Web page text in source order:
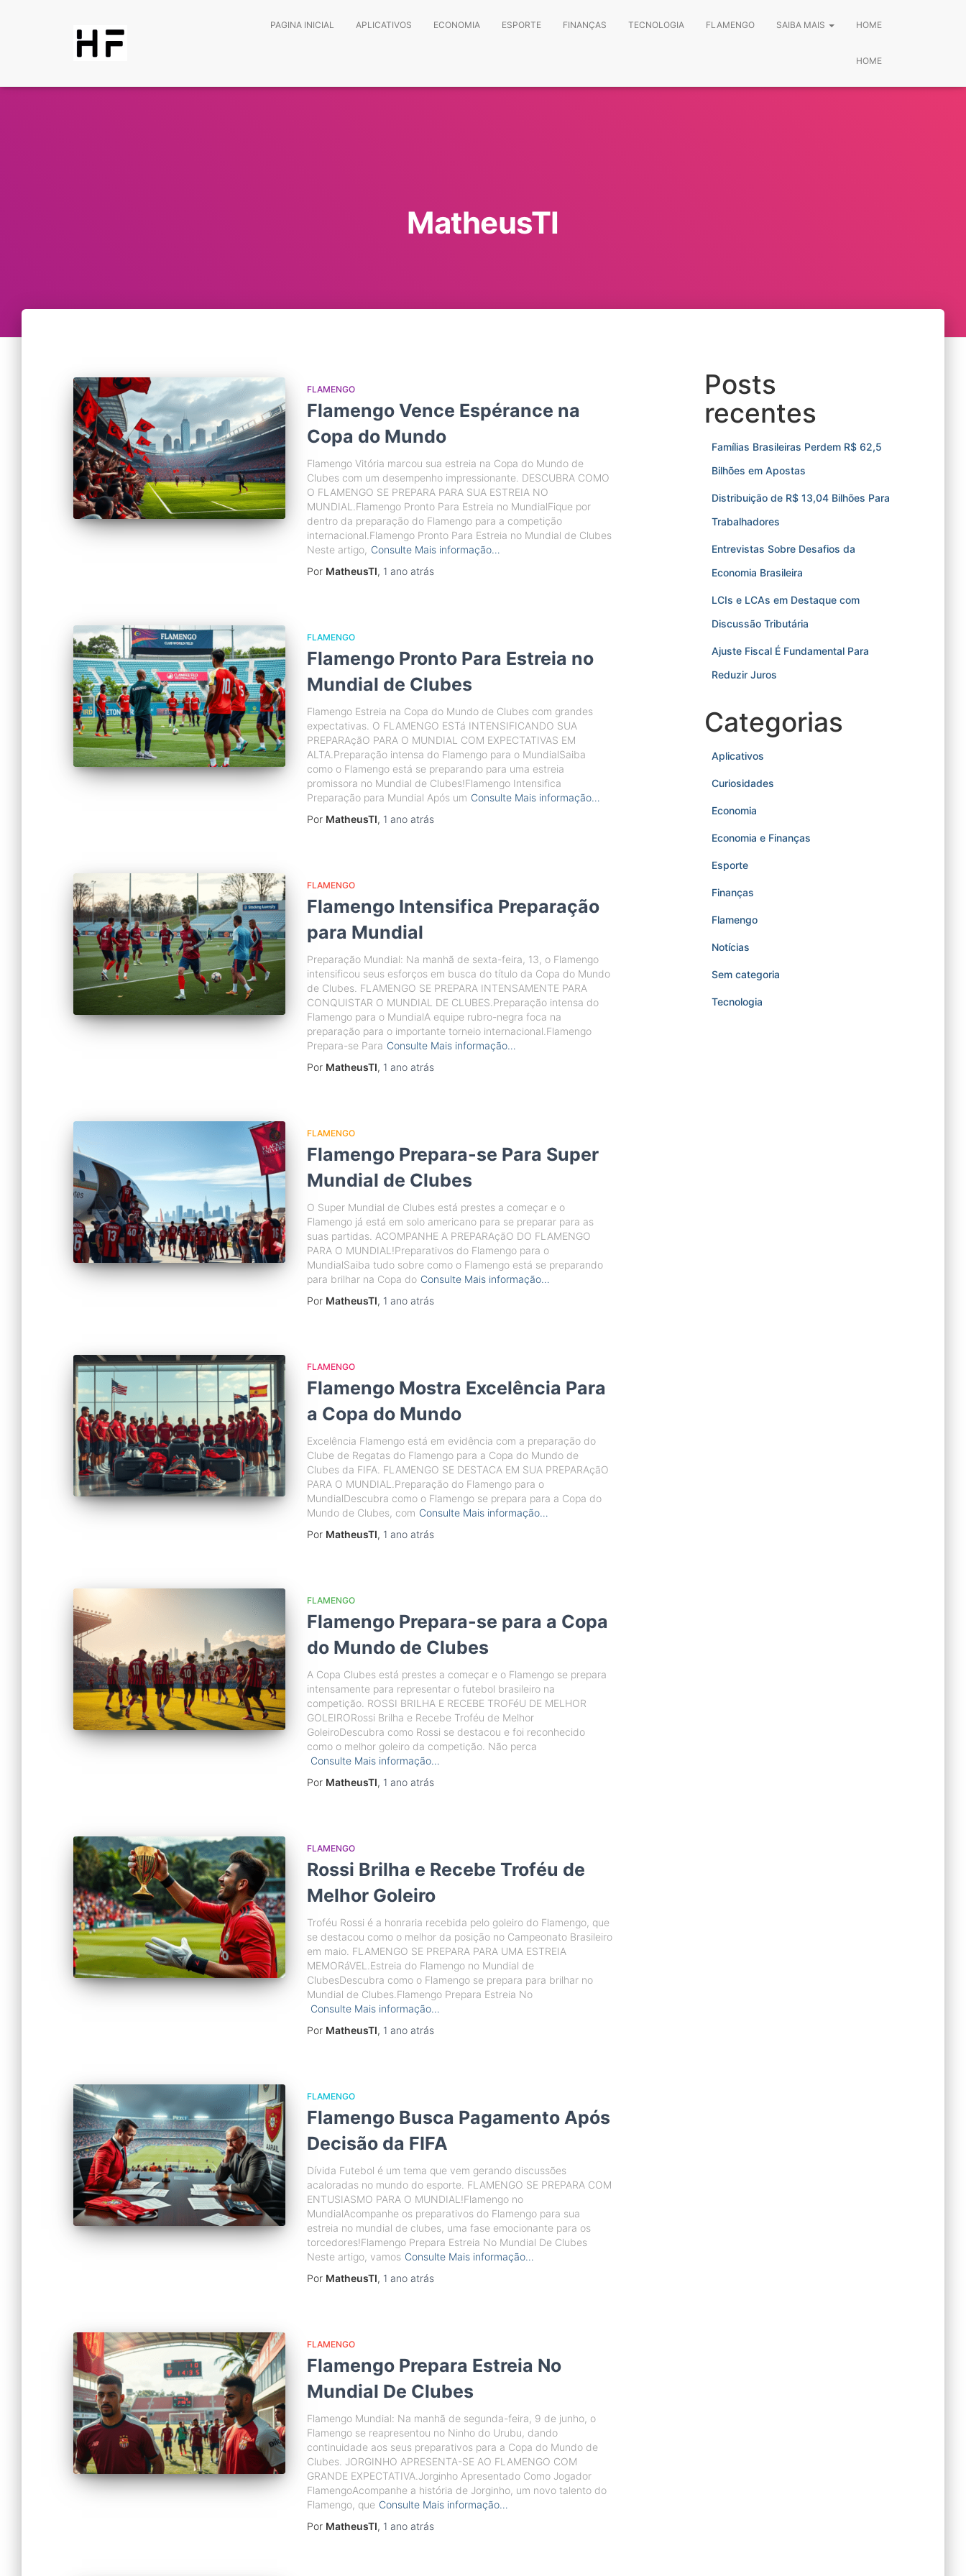
PAGINA INICIAL APLICATIVOS ECONOMIA ESPORTE FINANÇAS TECNOLOGIA FLAMENGO SAIBA MAIS HOME
HOME
MatheusTI
FLAMENGO
Flamengo Vence Espérance na
Copa do Mundo
Flamengo Vitória marcou sua estreia na Copa do Mundo de
Clubes com um desempenho impressionante. DESCUBRA COMO
O FLAMENGO SE PREPARA PARA SUA ESTREIA NO
MUNDIAL.Flamengo Pronto Para Estreia no MundialFique por
dentro da preparação do Flamengo para a competição
internacional.Flamengo Pronto Para Estreia no Mundial de Clubes
Neste artigo, Consulte Mais informação…
Por MatheusTI, 1 ano atrás
FLAMENGO
Flamengo Pronto Para Estreia no
Mundial de Clubes
Flamengo Estreia na Copa do Mundo de Clubes com grandes
expectativas. O FLAMENGO ESTá INTENSIFICANDO SUA
PREPARAçãO PARA O MUNDIAL COM EXPECTATIVAS EM
ALTA.Preparação intensa do Flamengo para o MundialSaiba
como o Flamengo está se preparando para uma estreia
promissora no Mundial de Clubes!Flamengo Intensifica
Preparação para Mundial Após um Consulte Mais informação…
Por MatheusTI, 1 ano atrás
FLAMENGO
Flamengo Intensifica Preparação
para Mundial
Preparação Mundial: Na manhã de sexta-feira, 13, o Flamengo
intensificou seus esforços em busca do título da Copa do Mundo
de Clubes. FLAMENGO SE PREPARA INTENSAMENTE PARA
CONQUISTAR O MUNDIAL DE CLUBES.Preparação intensa do
Flamengo para o MundialA equipe rubro-negra foca na
preparação para o importante torneio internacional.Flamengo
Prepara-se Para Consulte Mais informação…
Por MatheusTI, 1 ano atrás
FLAMENGO
Flamengo Prepara-se Para Super
Mundial de Clubes
O Super Mundial de Clubes está prestes a começar e o
Flamengo já está em solo americano para se preparar para as
suas partidas. ACOMPANHE A PREPARAçãO DO FLAMENGO
PARA O MUNDIAL!Preparativos do Flamengo para o
MundialSaiba tudo sobre como o Flamengo está se preparando
para brilhar na Copa do Consulte Mais informação…
Por MatheusTI, 1 ano atrás
FLAMENGO
Flamengo Mostra Excelência Para
a Copa do Mundo
Excelência Flamengo está em evidência com a preparação do
Clube de Regatas do Flamengo para a Copa do Mundo de
Clubes da FIFA. FLAMENGO SE DESTACA EM SUA PREPARAçãO
PARA O MUNDIAL.Preparação do Flamengo para o
MundialDescubra como o Flamengo se prepara para a Copa do
Mundo de Clubes, com Consulte Mais informação…
Por MatheusTI, 1 ano atrás
FLAMENGO
Flamengo Prepara-se para a Copa
do Mundo de Clubes
A Copa Clubes está prestes a começar e o Flamengo se prepara
intensamente para representar o futebol brasileiro na
competição. ROSSI BRILHA E RECEBE TROFéU DE MELHOR
GOLEIRORossi Brilha e Recebe Troféu de Melhor
GoleiroDescubra como Rossi se destacou e foi reconhecido
como o melhor goleiro da competição. Não perca
Consulte Mais informação…
Por MatheusTI, 1 ano atrás
FLAMENGO
Rossi Brilha e Recebe Troféu de
Melhor Goleiro
Troféu Rossi é a honraria recebida pelo goleiro do Flamengo, que
se destacou como o melhor da posição no Campeonato Brasileiro
em maio. FLAMENGO SE PREPARA PARA UMA ESTREIA
MEMORáVEL.Estreia do Flamengo no Mundial de
ClubesDescubra como o Flamengo se prepara para brilhar no
Mundial de Clubes.Flamengo Prepara Estreia No
Consulte Mais informação…
Por MatheusTI, 1 ano atrás
FLAMENGO
Flamengo Busca Pagamento Após
Decisão da FIFA
Dívida Futebol é um tema que vem gerando discussões
acaloradas no mundo do esporte. FLAMENGO SE PREPARA COM
ENTUSIASMO PARA O MUNDIAL!Flamengo no
MundialAcompanhe os preparativos do Flamengo para sua
estreia no mundial de clubes, uma fase emocionante para os
torcedores!Flamengo Prepara Estreia No Mundial De Clubes
Neste artigo, vamos Consulte Mais informação…
Por MatheusTI, 1 ano atrás
FLAMENGO
Flamengo Prepara Estreia No
Mundial De Clubes
Flamengo Mundial: Na manhã de segunda-feira, 9 de junho, o
Flamengo se reapresentou no Ninho do Urubu, dando
continuidade aos seus preparativos para a Copa do Mundo de
Clubes. JORGINHO APRESENTA-SE AO FLAMENGO COM
GRANDE EXPECTATIVA.Jorginho Apresentado Como Jogador
FlamengoAcompanhe a história de Jorginho, um novo talento do
Flamengo, que Consulte Mais informação…
Por MatheusTI, 1 ano atrás
Posts
recentes
Famílias Brasileiras Perdem R$ 62,5
Bilhões em Apostas
Distribuição de R$ 13,04 Bilhões Para
Trabalhadores
Entrevistas Sobre Desafios da
Economia Brasileira
LCIs e LCAs em Destaque com
Discussão Tributária
Ajuste Fiscal É Fundamental Para
Reduzir Juros
Categorias
Aplicativos
Curiosidades
Economia
Economia e Finanças
Esporte
Finanças
Flamengo
Notícias
Sem categoria
Tecnologia